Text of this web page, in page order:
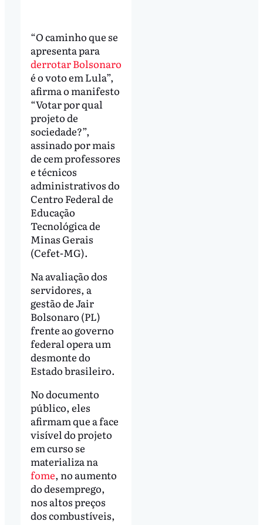
“O caminho que se
apresenta para
derrotar Bolsonaro
é o voto em Lula”,
afirma o manifesto
“Votar por qual
projeto de
sociedade?”,
assinado por mais
de cem professores
e técnicos
administrativos do
Centro Federal de
Educação
Tecnológica de
Minas Gerais
(Cefet-MG).
Na avaliação dos
servidores, a
gestão de Jair
Bolsonaro (PL)
frente ao governo
federal opera um
desmonte do
Estado brasileiro.
No documento
público, eles
afirmam que a face
visível do projeto
em curso se
materializa na
fome, no aumento
do desemprego,
nos altos preços
dos combustíveis,